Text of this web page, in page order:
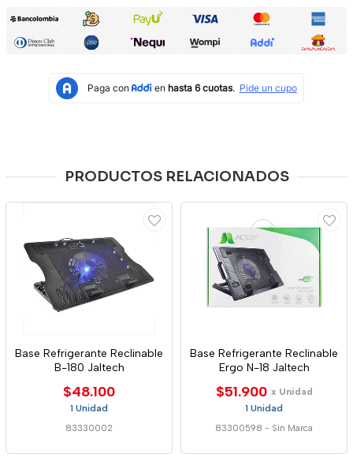
PRODUCTOS RELACIONADOS
Base Refrigerante Reclinable
B-180 Jaltech
$48.100
1 Unidad
83330002
Base Refrigerante Reclinable
Ergo N-18 Jaltech
$51.900 x Unidad
1 Unidad
83300598 - Sin Marca